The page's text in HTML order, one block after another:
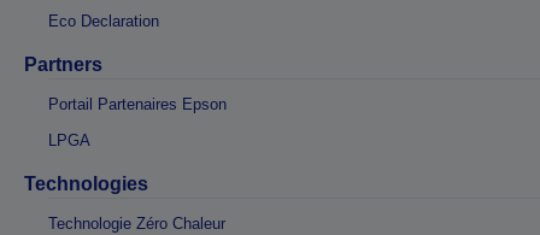
Eco Declaration
Partners
Portail Partenaires Epson
LPGA
Technologies
Technologie Zéro Chaleur